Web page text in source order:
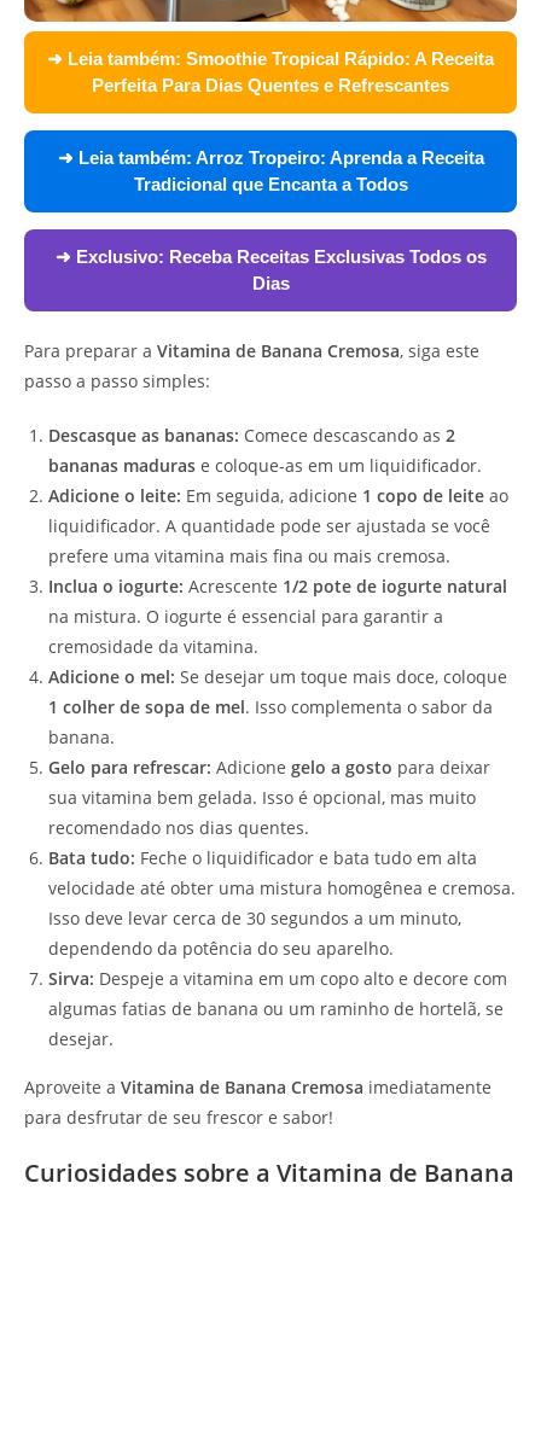
➜ Leia também: Smoothie Tropical Rápido: A Receita
Perfeita Para Dias Quentes e Refrescantes
➜ Leia também: Arroz Tropeiro: Aprenda a Receita
Tradicional que Encanta a Todos
➜ Exclusivo: Receba Receitas Exclusivas Todos os
Dias
Para preparar a Vitamina de Banana Cremosa, siga este
passo a passo simples:
Descasque as bananas: Comece descascando as 2
bananas maduras e coloque-as em um liquidificador.
Adicione o leite: Em seguida, adicione 1 copo de leite ao
liquidificador. A quantidade pode ser ajustada se você
prefere uma vitamina mais fina ou mais cremosa.
Inclua o iogurte: Acrescente 1/2 pote de iogurte natural
na mistura. O iogurte é essencial para garantir a
cremosidade da vitamina.
Adicione o mel: Se desejar um toque mais doce, coloque
1 colher de sopa de mel. Isso complementa o sabor da
banana.
Gelo para refrescar: Adicione gelo a gosto para deixar
sua vitamina bem gelada. Isso é opcional, mas muito
recomendado nos dias quentes.
Bata tudo: Feche o liquidificador e bata tudo em alta
velocidade até obter uma mistura homogênea e cremosa.
Isso deve levar cerca de 30 segundos a um minuto,
dependendo da potência do seu aparelho.
Sirva: Despeje a vitamina em um copo alto e decore com
algumas fatias de banana ou um raminho de hortelã, se
desejar.
Aproveite a Vitamina de Banana Cremosa imediatamente
para desfrutar de seu frescor e sabor!
Curiosidades sobre a Vitamina de Banana